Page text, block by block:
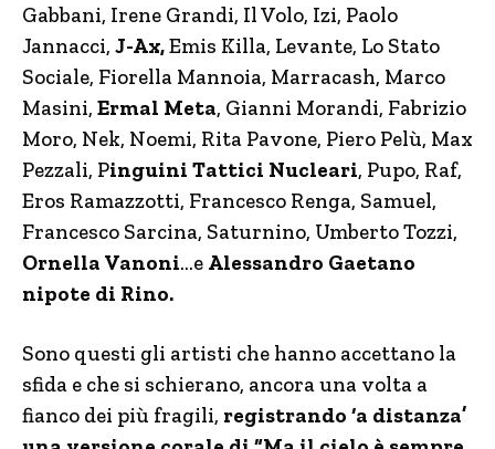
Gabbani, Irene Grandi, Il Volo, Izi, Paolo
Jannacci, J-Ax,Emis Killa, Levante, Lo Stato
Sociale, Fiorella Mannoia, Marracash, Marco
Masini, Ermal Meta, Gianni Morandi, Fabrizio
Moro, Nek, Noemi, Rita Pavone, Piero Pelù, Max
Pezzali, Pinguini Tattici Nucleari, Pupo, Raf,
Eros Ramazzotti, Francesco Renga, Samuel,
Francesco Sarcina, Saturnino, Umberto Tozzi,
Ornella Vanoni…e Alessandro Gaetano
nipote di Rino.
Sono questi gli artisti che hanno accettano la
sfida e che si schierano, ancora una volta a
fianco dei più fragili, registrando ‘a distanza’